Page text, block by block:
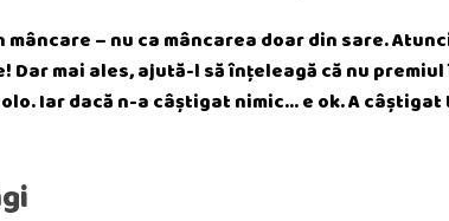
– nu ca mâncarea doar din sare.
mai ales, ajută-l să înțeleagă că nu
Iar dacă n-a câștigat nimic… e ok. A câștigat